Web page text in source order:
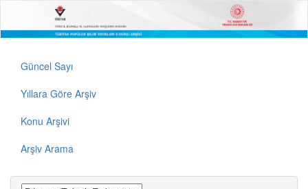
Güncel Sayı
Yıllara Göre Arşiv
Konu Arşivi
Arşiv Arama